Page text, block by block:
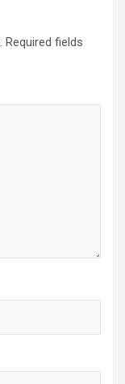
Required fields